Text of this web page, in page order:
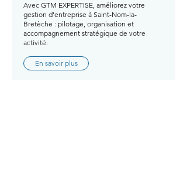
Avec GTM EXPERTISE, améliorez votre
gestion d'entreprise à Saint-Nom-la-
Bretèche : pilotage, organisation et
accompagnement stratégique de votre
activité.
En savoir plus